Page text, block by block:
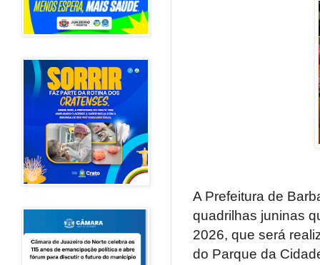
A Prefeitura de
quadrilhas juninas
2026, que será
do Parque da